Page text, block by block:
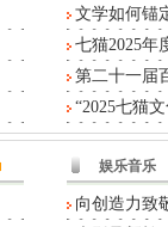
文学如何锚
七猫2025年
第二十一届
“2025七猫
娱乐音乐
向创造力致